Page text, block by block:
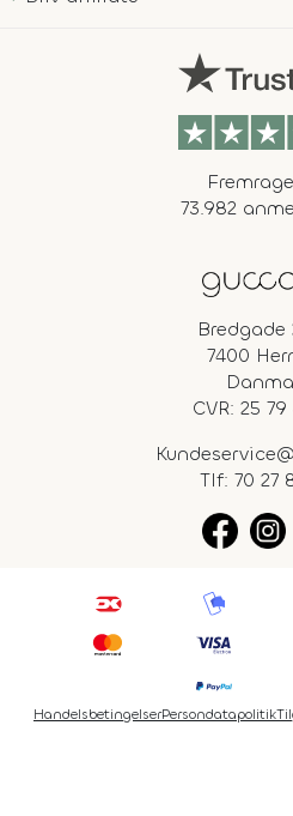
73.982
Bredgade
7400
CVR: 25
Tlf: 70 27
HandelsbetingelserPersondatapolitik